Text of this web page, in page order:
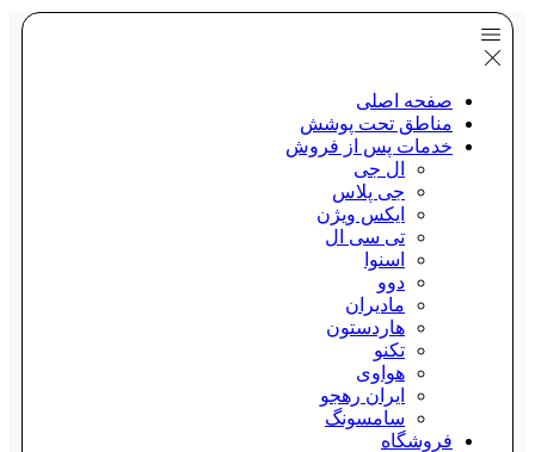
صفحه اصلی
مناطق تحت پوشش
خدمات پس از فروش
ال جی
جی پلاس
ایکس ویژن
تی سی ال
اسنوا
دوو
مادیران
هاردستون
تکنو
هواوی
ایران رهجو
سامسونگ
فروشگاه